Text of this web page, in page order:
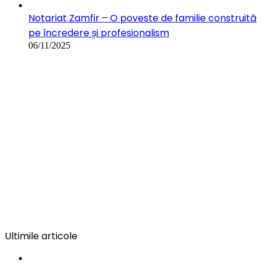
Notariat Zamfir – O poveste de familie construită
pe încredere și profesionalism
06/11/2025
Ultimile articole